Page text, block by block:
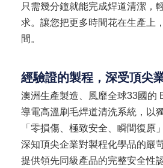
只需幾分鐘就能完成焊道清潔，
求。讓您把更多時間花在生產上
間。
經驗證的製程，深受頂尖
澳洲生產製造、風靡全球33國的
導電高溫刷毛焊道清洗系統，以
「零損傷、極致安全、瞬間復原
深知頂尖企業對製程化學品的嚴
提供領先同級產品的完整安全性